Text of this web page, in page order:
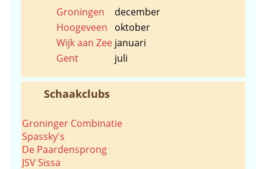
Groningen
december
Hoogeveen
oktober
Wijk aan Zee januari
Gent
juli
Schaakclubs
Groninger Combinatie
Spassky's
De Paardensprong
JSV Sissa